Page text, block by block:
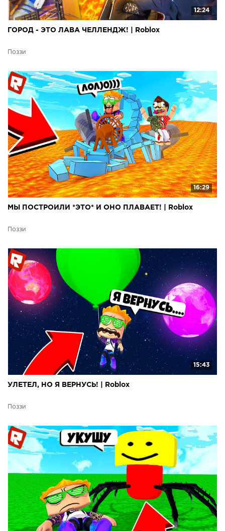
12:24
ГОРОД - ЭТО ЛАВА ЧЕЛЛЕНДЖ! | Roblox
Поззи
16:29
МЫ ПОСТРОИЛИ *ЭТО* И ОНО ПЛАВАЕТ! | Roblox
Поззи
15:43
УЛЕТЕЛ, НО Я ВЕРНУСЬ! | Roblox
Поззи